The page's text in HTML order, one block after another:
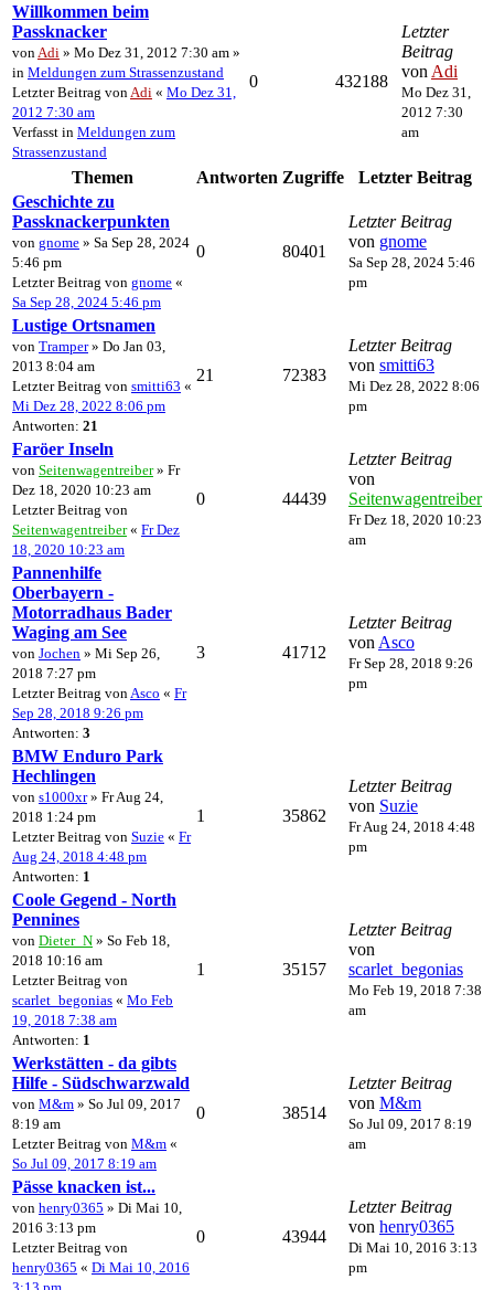
Willkommen beim
Passknacker
von Adi » Mo Dez 31, 2012 7:30 am »
in Meldungen zum Strassenzustand
Letzter Beitrag von Adi « Mo Dez 31,
2012 7:30 am
Verfasst in Meldungen zum
Strassenzustand
0 432188
Letzter
Beitrag
von Adi
Mo Dez 31,
2012 7:30
am
Themen Antworten Zugriffe
Letzter Beitrag
Geschichte zu
Passknackerpunkten
von gnome » Sa Sep 28, 2024
5:46 pm
Letzter Beitrag von gnome «
Sa Sep 28, 2024 5:46 pm
0 80401
Letzter Beitrag
von gnome
Sa Sep 28, 2024 5:46
pm
Lustige Ortsnamen
von Tramper» Do Jan 03,
2013 8:04 am
Letzter Beitrag von smitti63 «
Mi Dez 28, 2022 8:06 pm
Antworten: 21
21 72383
Letzter Beitrag
von smitti63
Mi Dez 28, 2022 8:06
pm
Faröer Inseln
von Seitenwagentreiber» Fr
Dez 18, 2020 10:23 am
Letzter Beitrag von
Seitenwagentreiber« Fr Dez
18, 2020 10:23 am
0 44439
Letzter Beitrag
von
Seitenwagentreiber
Fr Dez 18, 2020 10:23
am
Pannenhilfe
Oberbayern -
Motorradhaus Bader
Waging am See
von Jochen » Mi Sep 26,
2018 7:27 pm
Letzter Beitrag von Asco « Fr
Sep 28, 2018 9:26 pm
Antworten: 3
3 41712
Letzter Beitrag
von Asco
Fr Sep 28, 2018 9:26
pm
BMW Enduro Park
Hechlingen
von s1000xr» Fr Aug 24,
2018 1:24 pm
Letzter Beitrag von Suzie « Fr
Aug 24, 2018 4:48 pm
Antworten: 1
1 35862
Letzter Beitrag
von Suzie
Fr Aug 24, 2018 4:48
pm
Coole Gegend - North
Pennines
von Dieter_N » So Feb 18,
2018 10:16 am
Letzter Beitrag von
scarlet_begonias « Mo Feb
19, 2018 7:38 am
Antworten: 1
1 35157
Letzter Beitrag
von
scarlet_begonias
Mo Feb 19, 2018 7:38
am
Werkstätten - da gibts
Hilfe - Südschwarzwald
von M&m » So Jul 09, 2017
8:19 am
Letzter Beitrag von M&m «
So Jul 09, 2017 8:19 am
0 38514
Letzter Beitrag
von M&m
So Jul 09, 2017 8:19
am
Pässe knacken ist...
von henry0365 » Di Mai 10,
2016 3:13 pm
Letzter Beitrag von
henry0365 « Di Mai 10, 2016
0 43944
Letzter Beitrag
von henry0365
Di Mai 10, 2016 3:13
pm